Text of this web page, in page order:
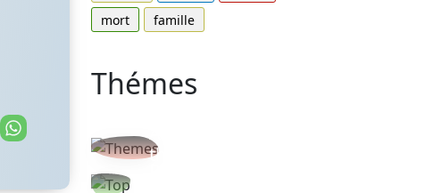
mort
famille
Thémes
thèmes